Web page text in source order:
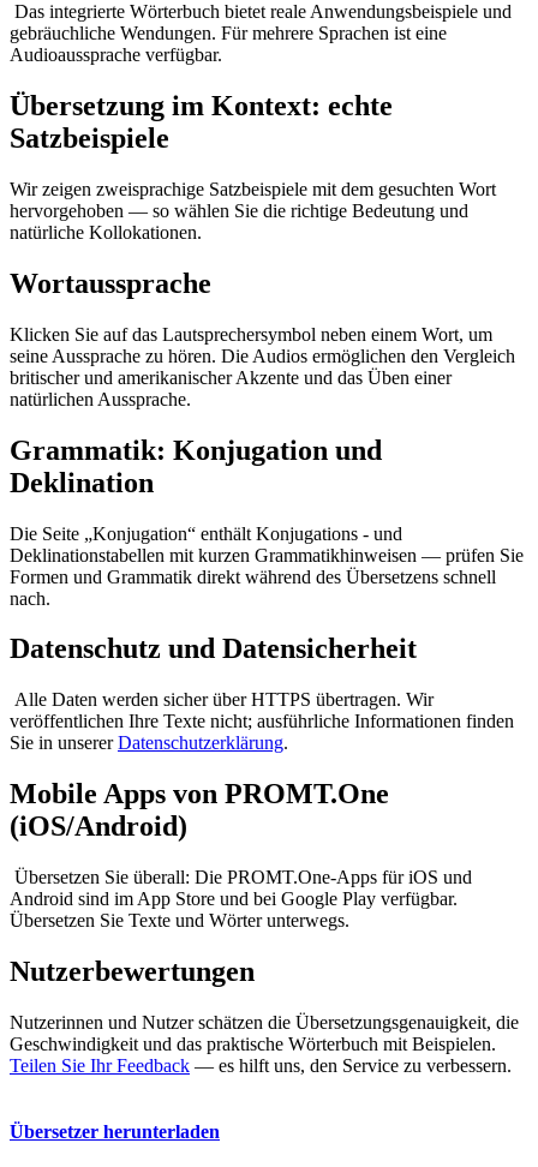
Das integrierte Wörterbuch bietet reale Anwendungsbeispiele und
gebräuchliche Wendungen. Für mehrere Sprachen ist eine
Audioaussprache verfügbar.
Übersetzung im Kontext: echte
Satzbeispiele
Wir zeigen zweisprachige Satzbeispiele mit dem gesuchten Wort
hervorgehoben — so wählen Sie die richtige Bedeutung und
natürliche Kollokationen.
Wortaussprache
Klicken Sie auf das Lautsprechersymbol neben einem Wort, um
seine Aussprache zu hören. Die Audios ermöglichen den Vergleich
britischer und amerikanischer Akzente und das Üben einer
natürlichen Aussprache.
Grammatik: Konjugation und
Deklination
Die Seite „Konjugation“ enthält Konjugations - und
Deklinationstabellen mit kurzen Grammatikhinweisen — prüfen Sie
Formen und Grammatik direkt während des Übersetzens schnell
nach.
Datenschutz und Datensicherheit
Alle Daten werden sicher über HTTPS übertragen. Wir
veröffentlichen Ihre Texte nicht; ausführliche Informationen finden
Sie in unsererDatenschutzerklärung.
Mobile Apps von PROMT.One
(iOS/Android)
Übersetzen Sie überall: Die PROMT.One-Apps für iOS und
Android sind im App Store und bei Google Play verfügbar.
Übersetzen Sie Texte und Wörter unterwegs.
Nutzerbewertungen
Nutzerinnen und Nutzer schätzen die Übersetzungsgenauigkeit, die
Geschwindigkeit und das praktische Wörterbuch mit Beispielen.
Teilen Sie Ihr Feedback — es hilft uns, den Service zu verbessern.
Übersetzer herunterladen